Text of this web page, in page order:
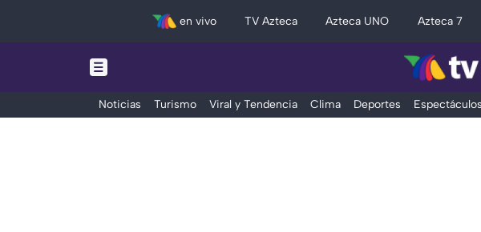
en vivo TV Azteca Azteca UNO Azteca 7
Noticias Turismo Viral y Tendencia Clima Deportes Espectáculos